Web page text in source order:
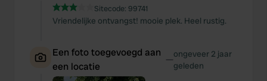
Sitecode: 99741
Vriendelijke ontvangst! mooie plek. Heel rustig.
Een foto toegevoegd aan
een locatie
—ongeveer 2 jaar
geleden